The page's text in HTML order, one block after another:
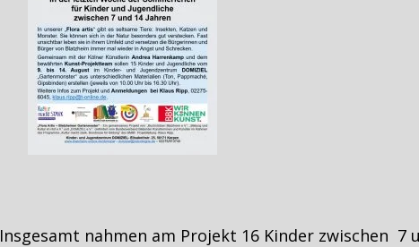
Insgesamt nahmen am Projekt 16 Kinder zwischen 7